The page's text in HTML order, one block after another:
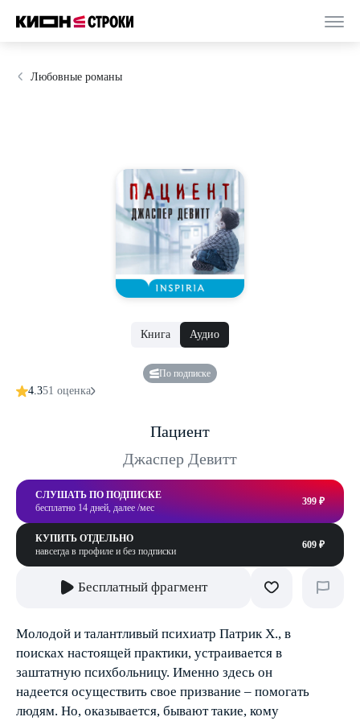
Любовные романы
Книга Аудио
По подписке
4.351 оценка
Пациент
Джаспер Девитт
СЛУШАТЬ ПО ПОДПИСКЕ
бесплатно 14 дней, далее /мес
399 ₽
КУПИТЬ ОТДЕЛЬНО
навсегда в профиле и без подписки
609 ₽
Бесплатный фрагмент
Молодой и талантливый психиатр Патрик Х., в
поисках настоящей практики, устраивается в
заштатную психбольницу. Именно здесь он
надеется осуществить свое призвание – помогать
людям. Но, оказывается, бывают такие, кому